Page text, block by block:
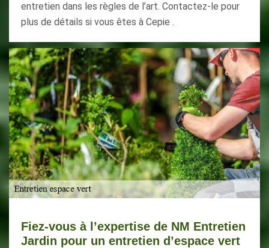
entretien dans les règles de l’art. Contactez-le pour
plus de détails si vous êtes à Cepie .
Fiez-vous à l’expertise de NM Entretien
Jardin pour un entretien d’espace vert